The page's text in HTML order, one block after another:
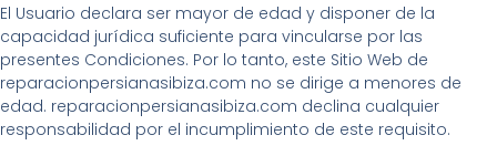
El Usuario declara ser mayor de edad y disponer de la
capacidad jurídica suficiente para vincularse por las
presentes Condiciones. Por lo tanto, este Sitio Web de
reparacionpersianasibiza.com no se dirige a menores de
edad. reparacionpersianasibiza.com declina cualquier
responsabilidad por el incumplimiento de este requisito.